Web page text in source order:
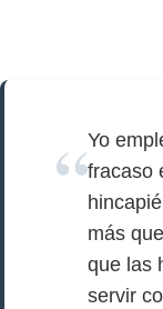
Yo
fracaso
más
que las
servir